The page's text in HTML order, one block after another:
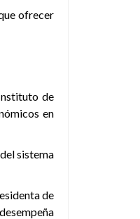
ofrecer
de
en
sistema
de